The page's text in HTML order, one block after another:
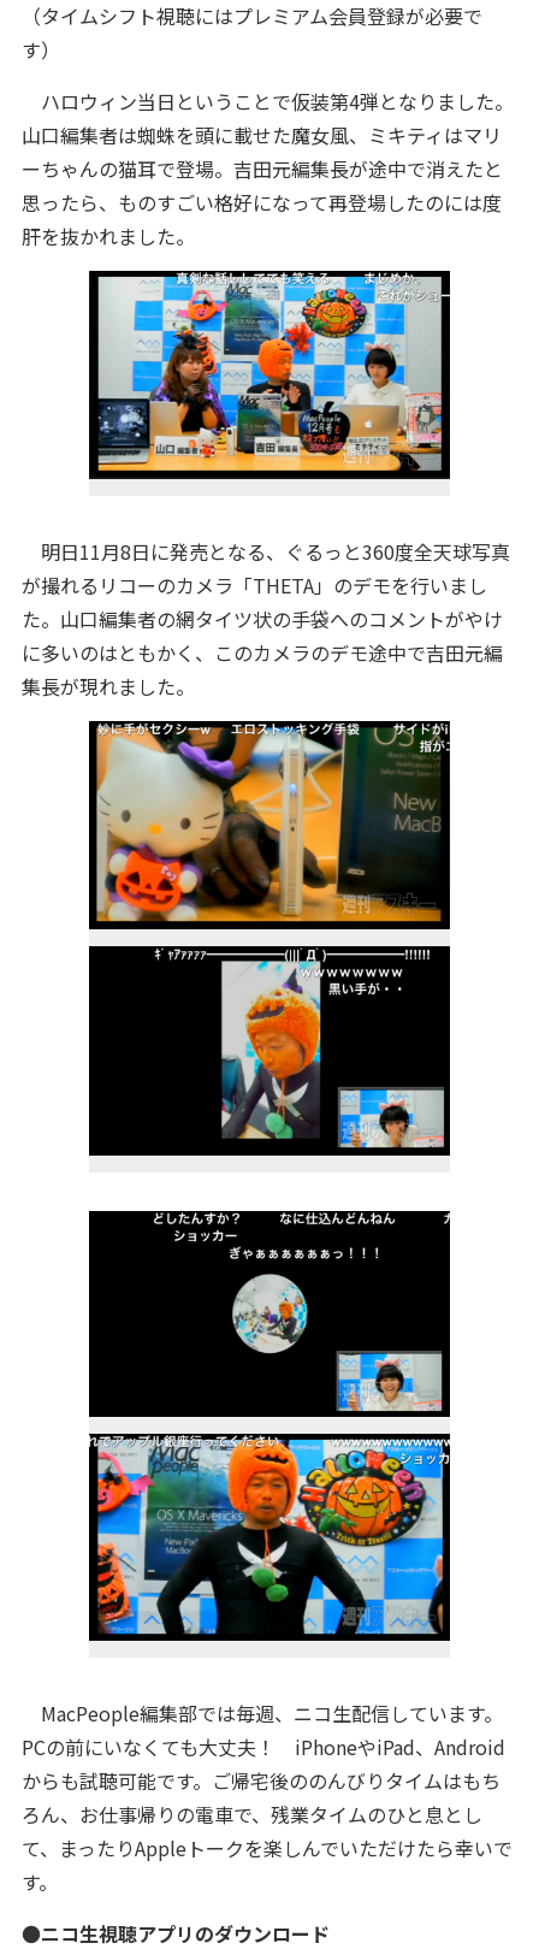
（タイムシフト視聴にはプレミアム会員登録が必要で
す）
ハロウィン当日ということで仮装第4弾となりました。
山口編集者は蜘蛛を頭に載せた魔女風、ミキティはマリ
ーちゃんの猫耳で登場。吉田元編集長が途中で消えたと
思ったら、ものすごい格好になって再登場したのには度
肝を抜かれました。
明日11月8日に発売となる、ぐるっと360度全天球写真
が撮れるリコーのカメラ「THETA」のデモを行いまし
た。山口編集者の網タイツ状の手袋へのコメントがやけ
に多いのはともかく、このカメラのデモ途中で吉田元編
集長が現れました。
MacPeople編集部では毎週、ニコ生配信しています。
PCの前にいなくても大丈夫！ iPhoneやiPad、Android
からも試聴可能です。ご帰宅後ののんびりタイムはもち
ろん、お仕事帰りの電車で、残業タイムのひと息とし
て、まったりAppleトークを楽しんでいただけたら幸いで
す。
●ニコ生視聴アプリのダウンロード